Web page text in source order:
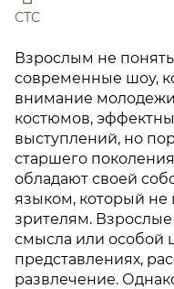
СТС
Взрослым не
современные шоу,
внимание
костюмов,
выступлений, но
старшего
обладают своей
языком, который не
зрителям. Взрослые
смысла или особой
представлениях,
развлечение.